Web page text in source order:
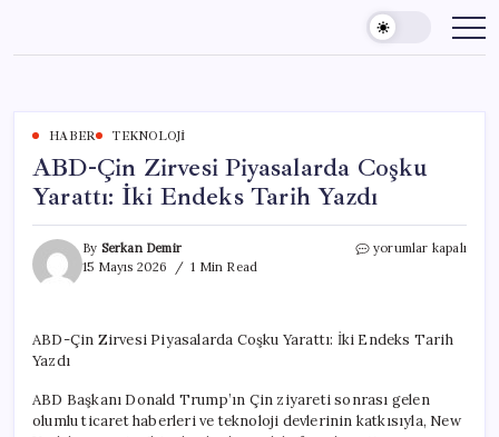
content
HABER TEKNOLOJI
ABD-Çin Zirvesi Piyasalarda Coşku
Yarattı: İki Endeks Tarih Yazdı
By Serkan Demir
15 Mayıs 2026
1 Min Read
ABD-
Yarattı:
Tarih
Yazdı
yorumlar kapalı
ABD-Çin Zirvesi Piyasalarda Coşku Yarattı: İki Endeks Tarih
Yazdı
ABD Başkanı Donald Trump’ın Çin ziyareti sonrası gelen
olumlu ticaret haberleri ve teknoloji devlerinin katkısıyla, New